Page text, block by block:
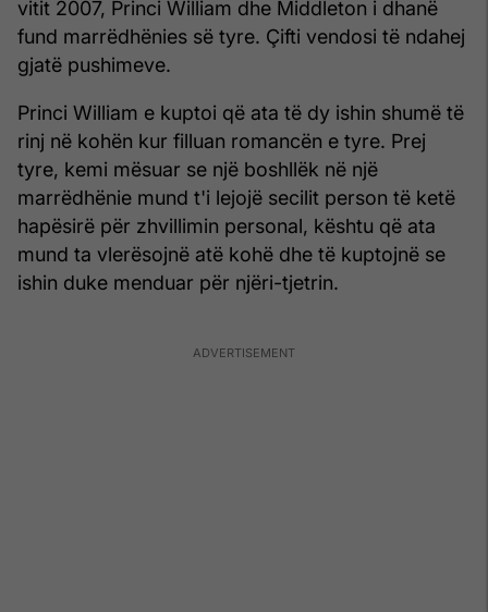
vitit 2007, Princi William dhe Middleton i dhanë
fund marrëdhënies së tyre. Çifti vendosi të ndahej
gjatë pushimeve.
Princi William e kuptoi që ata të dy ishin shumë të
rinj në kohën kur filluan romancën e tyre. Prej
tyre, kemi mësuar se një boshllëk në një
marrëdhënie mund t'i lejojë secilit person të ketë
hapësirë për zhvillimin personal, kështu që ata
mund ta vlerësojnë atë kohë dhe të kuptojnë se
ishin duke menduar për njëri-tjetrin.